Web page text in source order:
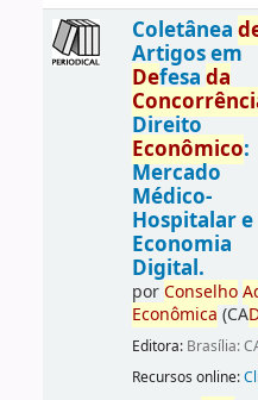
Coletânea
Artigos em
Defesa da
Direito
Econômico:
Mercado
Médico-
Hospitalar e
Economia
Digital.
porConselho
Econômica (CA
Editora: Brasília:
Recursos online: